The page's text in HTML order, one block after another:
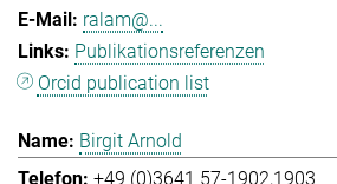
ralam@...
Publikationsreferenzen
Orcid publication list
Birgit Arnold
+49 (0)3641 57-1902,1903